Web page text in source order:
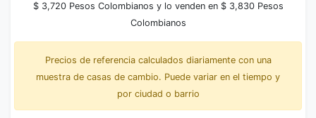
$ 3,720 Pesos Colombianos y lo venden en $ 3,830 Pesos
Colombianos
Precios de referencia calculados diariamente con una
muestra de casas de cambio. Puede variar en el tiempo y
por ciudad o barrio